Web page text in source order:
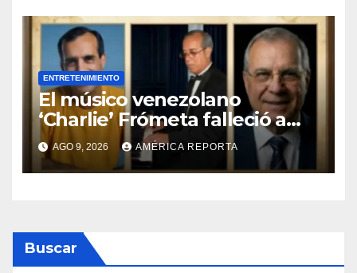
ENTRETENIMIENTO
El músico venezolano
‘Charlie’ Frómeta falleció a
sus 82 años
AGO 9, 2026 AMÉRICA REPORTA
Buscar